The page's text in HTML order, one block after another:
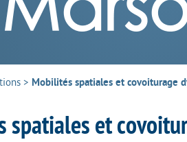
> Mobilités spatiales et covoiturage
spatiales et